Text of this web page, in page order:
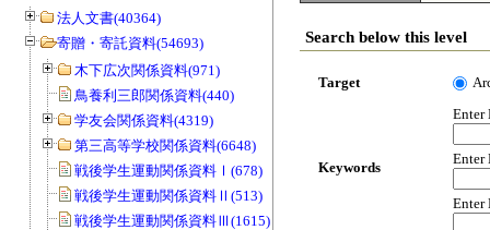
法人文書(40364)
寄贈・寄託資料(54693)
木下広次関係資料(971)
鳥養利三郎関係資料(440)
学友会関係資料(4319)
第三高等学校関係資料(6648)
戦後学生運動関係資料Ⅰ(678)
戦後学生運動関係資料Ⅱ(513)
戦後学生運動関係資料Ⅲ(1615)
Search below this level
Target
Keywords
Enter
Enter
Enter